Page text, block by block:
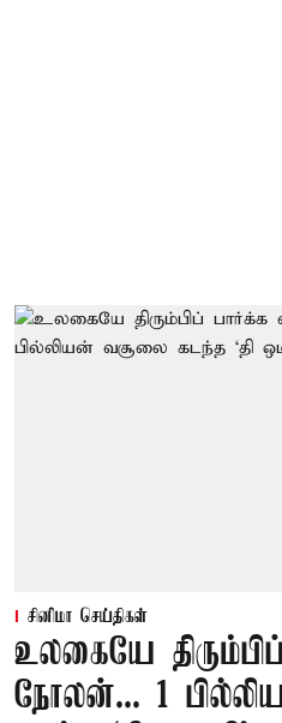
சினிமா செய்திகள்
உலகையே
நோலன்... 1